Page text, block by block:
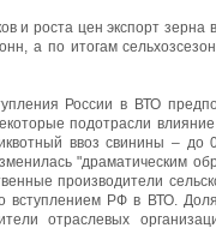
и роста цен экспорт зерна
а по итогам
России в ВТО
подотрасли
ввоз свинины –
"драматическим
производители
РФ в ВТО.
отраслевых